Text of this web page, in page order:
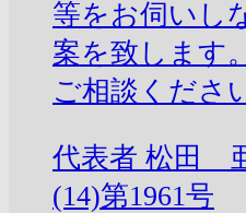
等をお伺いし
案を致します
ご相談くださ
代表者 松田
(14)第1961号